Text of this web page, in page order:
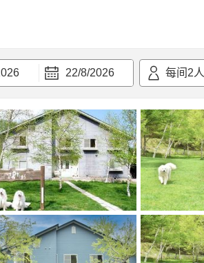
22/8/2026 每间 2人